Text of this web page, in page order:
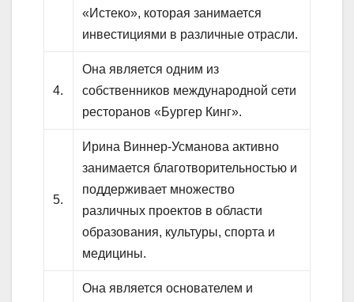
«Истеко», которая занимается
инвестициями в различные отрасли.
4.
Она является одним из
собственников международной сети
ресторанов «Бургер Кинг».
5.
Ирина Виннер-Усманова активно
занимается благотворительностью и
поддерживает множество
различных проектов в области
образования, культуры, спорта и
медицины.
Она является основателем и